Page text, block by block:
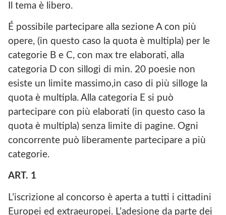
Il tema è libero.
É possibile partecipare alla sezione A con più
opere, (in questo caso la quota è multipla) per le
categorie B e C, con max tre elaborati, alla
categoria D con sillogi di min. 20 poesie non
esiste un limite massimo,in caso di più silloge la
quota è multipla. Alla categoria E si può
partecipare con più elaborati (in questo caso la
quota è multipla) senza limite di pagine. Ogni
concorrente può liberamente partecipare a più
categorie.
ART. 1
L’iscrizione al concorso è aperta a tutti i cittadini
Europei ed extraeuropei. L’adesione da parte dei